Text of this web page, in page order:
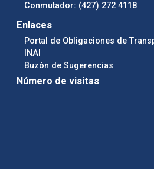
Conmutador: (427) 272 4118
Enlaces
Portal de Obligaciones de
INAI
Buzón de Sugerencias
Número de visitas